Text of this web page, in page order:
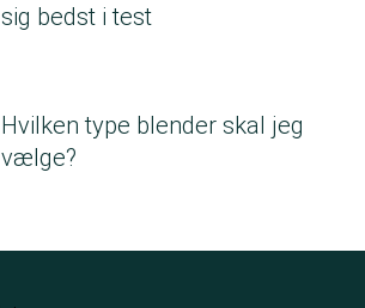
sig bedst i test
Hvilken type blender skal jeg
vælge?